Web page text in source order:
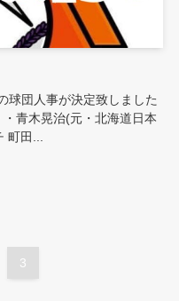
球団人事が決定致しました
青木晃治(元・北海道日本
町田...
3